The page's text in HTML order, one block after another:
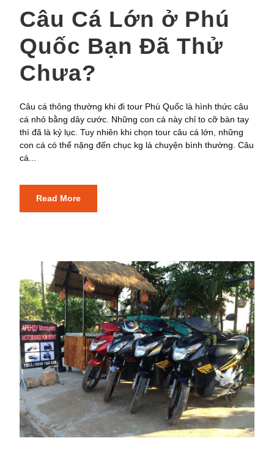
Câu Cá Lớn ở Phú
Quốc Bạn Đã Thử
Chưa?
Câu cá thông thường khi đi tour Phú Quốc là hình thức câu
cá nhỏ bằng dây cước. Những con cá này chỉ to cỡ bàn tay
thì đã là kỷ lục. Tuy nhiên khi chọn tour câu cá lớn, những
con cá có thể nặng đến chục kg là chuyện bình thường. Câu
cá...
Read More